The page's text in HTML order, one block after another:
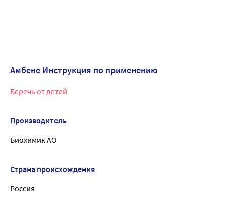
Амбене Инструкция по применению
Беречь от детей
Производитель
Биохимик АО
Страна происхождения
Россия